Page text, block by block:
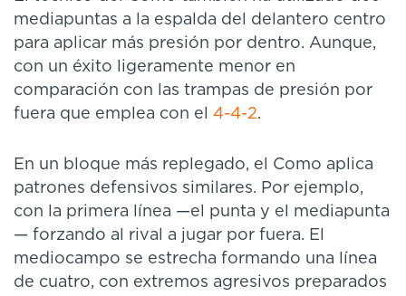
mediapuntas a la espalda del delantero centro
para aplicar más presión por dentro. Aunque,
con un éxito ligeramente menor en
comparación con las trampas de presión por
fuera que emplea con el
4-4-2.
En un bloque más replegado, el Como aplica
patrones defensivos similares. Por ejemplo,
con la primera línea —el punta y el mediapunta
— forzando al rival a jugar por fuera. El
mediocampo se estrecha formando una línea
de cuatro, con extremos agresivos preparados